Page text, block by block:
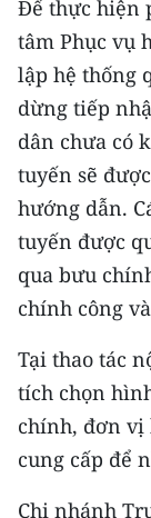
Chuyên
CHUYÊN ĐỀ
CÁC CHUYÊN
VỀ BÁO NHÂN
THỜI NAY
NHÂN DÂN
NHÂN DÂN
MUA BÁO
ĐỌC BÁO IN
Để thực hiện
tâm Phục vụ
lập hệ thống
dừng tiếp
dân chưa có
tuyến sẽ
hướng dẫn.
tuyến được
qua bưu
chính công
Tại thao tác
tích chọn
chính, đơn vị
cung cấp để
Chi nhánh